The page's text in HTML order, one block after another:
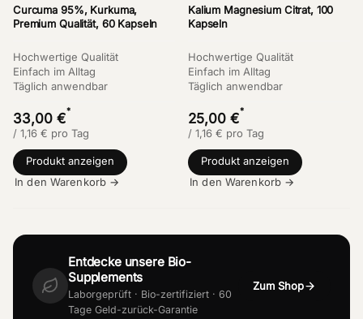
Curcuma 95%, Kurkuma,
Premium Qualität, 60 Kapseln
Hochwertige Qualität
Einfach im Alltag
Täglich anwendbar
33,00 €*
/ 1,16 € pro Tag
Produkt anzeigen
In den Warenkorb →
Kalium Magnesium Citrat, 100
Kapseln
Hochwertige Qualität
Einfach im Alltag
Täglich anwendbar
25,00 €*
/ 1,16 € pro Tag
Produkt anzeigen
In den Warenkorb →
Entdecke unsere Bio-
Supplements
Laborgeprüft · Bio-zertifiziert · 60
Tage Geld-zurück-Garantie
Zum Shop